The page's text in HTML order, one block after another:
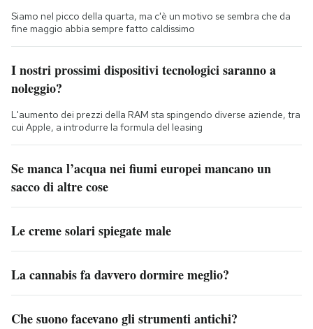
Siamo nel picco della quarta, ma c'è un motivo se sembra che da
fine maggio abbia sempre fatto caldissimo
I nostri prossimi dispositivi tecnologici saranno a
noleggio?
L'aumento dei prezzi della RAM sta spingendo diverse aziende, tra
cui Apple, a introdurre la formula del leasing
Se manca l’acqua nei fiumi europei mancano un
sacco di altre cose
Le creme solari spiegate male
La cannabis fa davvero dormire meglio?
Che suono facevano gli strumenti antichi?